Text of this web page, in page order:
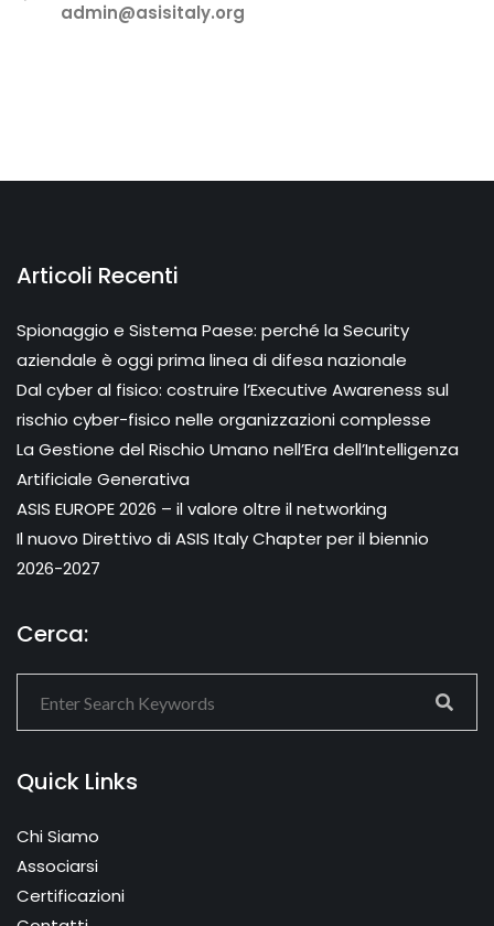
admin@asisitaly.org
Articoli Recenti
Spionaggio e Sistema Paese: perché la Security
aziendale è oggi prima linea di difesa nazionale
Dal cyber al fisico: costruire l’Executive Awareness sul
rischio cyber-fisico nelle organizzazioni complesse
La Gestione del Rischio Umano nell’Era dell’Intelligenza
Artificiale Generativa
ASIS EUROPE 2026 – il valore oltre il networking
Il nuovo Direttivo di ASIS Italy Chapter per il biennio
2026-2027
Cerca:
Quick Links
Chi Siamo
Associarsi
Certificazioni